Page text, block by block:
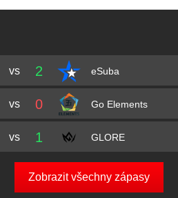
vs 2 eSuba
vs 0 Go Elements
vs 1 GLORE
Zobrazit všechny zápasy